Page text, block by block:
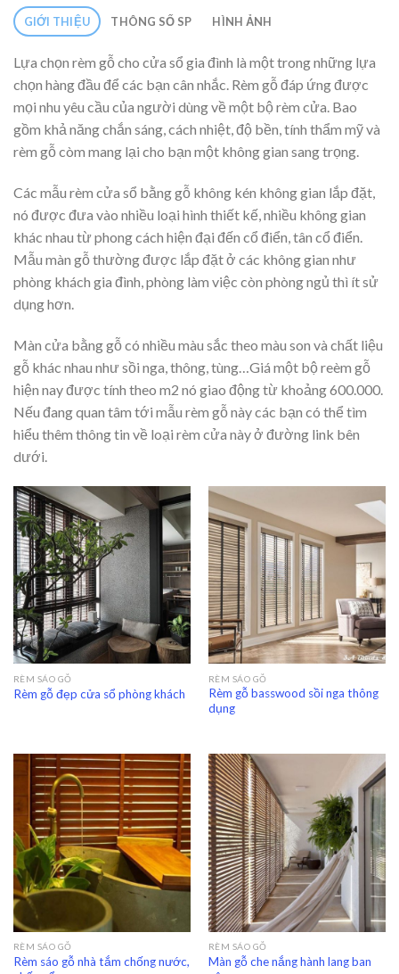
GIỚI THIỆU THÔNG SỐ SP HÌNH ẢNH
Lựa chọn rèm gỗ cho cửa sổ gia đình là một trong những lựa
chọn hàng đầu để các bạn cân nhắc. Rèm gỗ đáp ứng được
mọi nhu yêu cầu của người dùng về một bộ rèm cửa. Bao
gồm khả năng chắn sáng, cách nhiệt, độ bền, tính thẩm mỹ và
rèm gỗ còm mang lại cho bạn một không gian sang trọng.
Các mẫu rèm cửa sổ bằng gỗ không kén không gian lắp đặt,
nó được đưa vào nhiều loại hình thiết kế, nhiều không gian
khác nhau từ phong cách hiện đại đến cổ điển, tân cổ điển.
Mẫu màn gỗ thường được lắp đặt ở các không gian như
phòng khách gia đình, phòng làm việc còn phòng ngủ thì ít sử
dụng hơn.
Màn cửa bằng gỗ có nhiều màu sắc theo màu son và chất liệu
gỗ khác nhau như sồi nga, thông, tùng…Giá một bộ reèm gỗ
hiện nay được tính theo m2 nó giao động từ khoảng 600.000.
Nếu đang quan tâm tới mẫu rèm gỗ này các bạn có thể tìm
hiểu thêm thông tin về loại rèm cửa này ở đường link bên
dưới.
RÈM SÁO GỖ
Rèm gỗ đẹp cửa sổ phòng khách
RÈM SÁO GỖ
Rèm gỗ basswood sồi nga thông
dụng
RÈM SÁO GỖ
Rèm sáo gỗ nhà tắm chống nước,
RÈM SÁO GỖ
Màn gỗ che nắng hành lang ban